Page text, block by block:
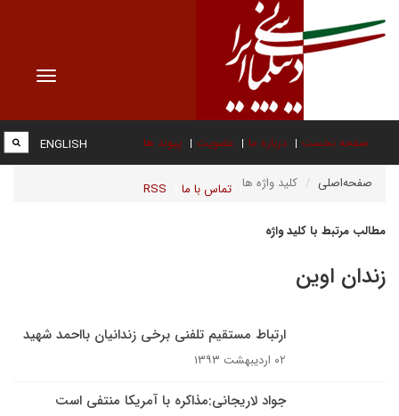
Toggle
صفحه نخست درباره ما عضویت پیوند ها
تماس با ما RSS
ENGLISH
صفحه‌اصلی کلید واژه ها
مطالب مرتبط با کلید واژه
زندان اوین
ارتباط مستقیم تلفنی برخی زندانیان بااحمد شهید
۰۲ اردیبهشت ۱۳۹۳
جواد لاریجانی:مذاکره با آمریکا منتفی است